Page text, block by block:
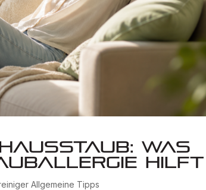
Was
hilft
Allgemeine Tipps